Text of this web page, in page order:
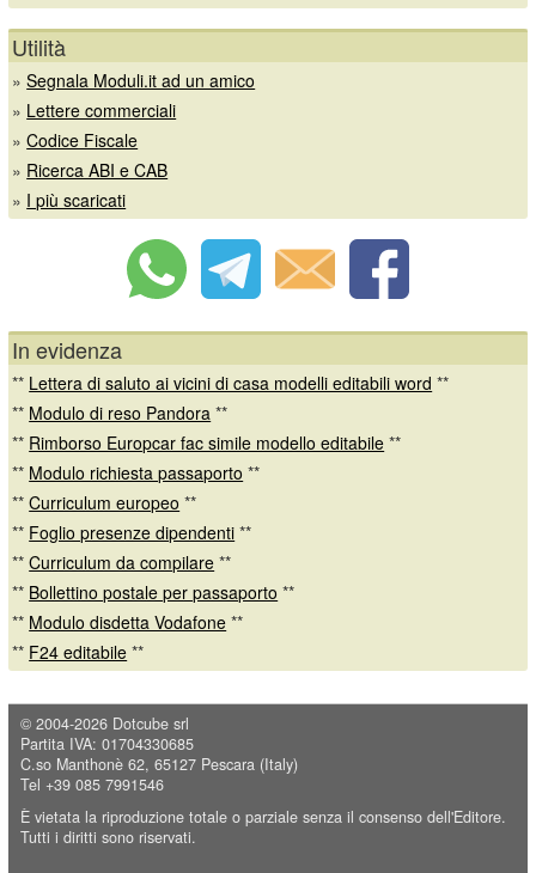
Utilità
»Segnala Moduli.it ad un amico
» Lettere commerciali
»Codice Fiscale
» Ricerca ABI e CAB
» I più scaricati
In evidenza
** Lettera di saluto ai vicini di casa modelli editabili word **
** Modulo di reso Pandora **
** Rimborso Europcar fac simile modello editabile **
** Modulo richiesta passaporto **
**Curriculum europeo **
** Foglio presenze dipendenti **
**Curriculum da compilare **
** Bollettino postale per passaporto **
** Modulo disdetta Vodafone **
** F24 editabile **
© 2004-2026 Dotcube srl
Partita IVA: 01704330685
C.so Manthonè 62, 65127 Pescara (Italy)
Tel +39 085 7991546
È vietata la riproduzione totale o parziale senza il consenso dell'Editore.
Tutti i diritti sono riservati.